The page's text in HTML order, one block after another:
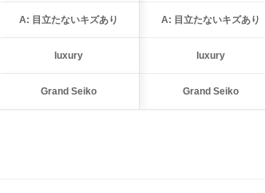
A: 目立たないキズあり A: 目立たないキズあり
luxury luxury
Grand Seiko Grand Seiko